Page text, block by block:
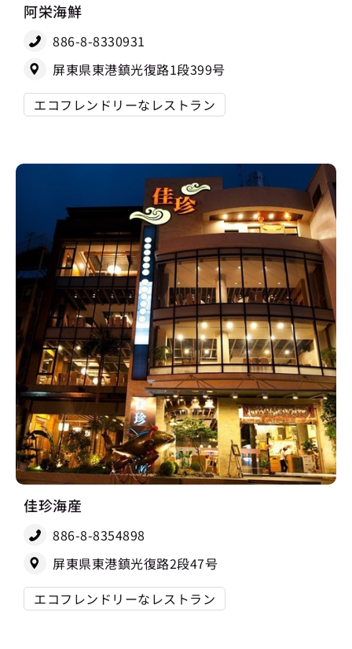
阿栄海鮮
886-8-8330931
屏東県東港鎮光復路1段399号
エコフレンドリーなレストラン
佳珍海産
886-8-8354898
屏東県東港鎮光復路2段47号
エコフレンドリーなレストラン